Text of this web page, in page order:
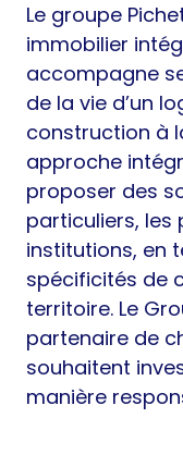
Le groupe
immobilier
accompagne
de la vie d’un
construction à
approche
proposer des
particuliers, les
institutions, en
spécificités de
territoire. Le
partenaire de
souhaitent
manière